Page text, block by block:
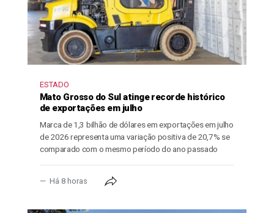
ESTADO
Mato Grosso do Sul atinge recorde histórico
de exportações em julho
Marca de 1,3 bilhão de dólares em exportações em julho
de 2026 representa uma variação positiva de 20,7% se
comparado com o mesmo período do ano passado
Há 8 horas